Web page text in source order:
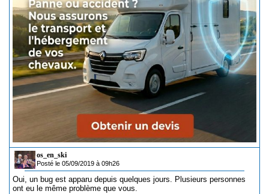
os_en_ski
Posté le 05/09/2019 à 09h26
Oui, un bug est apparu depuis quelques jours. Plusieurs personnes
ont eu le même problème que vous.